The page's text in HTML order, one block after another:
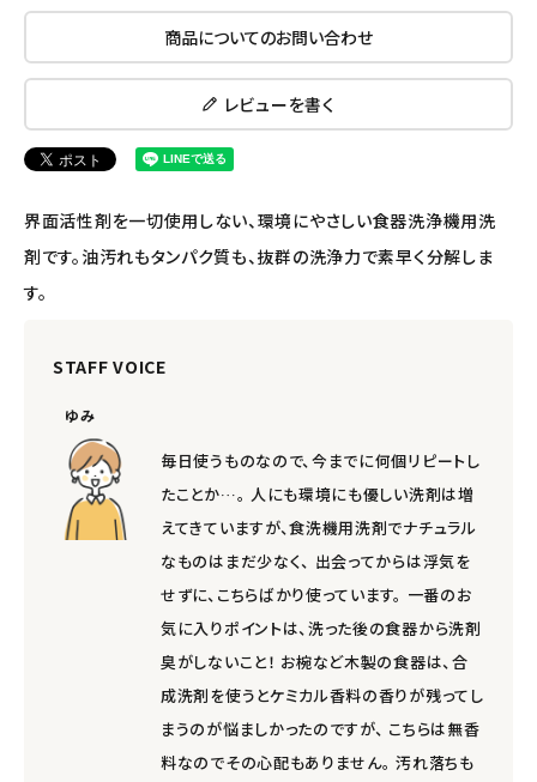
エコメイト
ナチュラプラス
ご利用ガイド等
アカウント情報
person
商品についてのお問い合わせ
レビューを書く
界面活性剤を一切使用しない、環境にやさしい食器洗浄機用洗
剤です。油汚れもタンパク質も、抜群の洗浄力で素早く分解しま
す。
STAFF VOICE
ゆみ
毎日使うものなので、今までに何個リピートし
たことか…。 人にも環境にも優しい洗剤は増
えてきていますが、食洗機用洗剤でナチュラル
なものはまだ少なく、 出会ってからは浮気を
せずに、こちらばかり使っています。 一番のお
気に入りポイントは、洗った後の食器から洗剤
臭がしないこと！ お椀など木製の食器は、合
成洗剤を使うとケミカル香料の香りが残ってし
まうのが悩ましかったのですが、 こちらは無香
料なのでその心配もありません。 汚れ落ちも